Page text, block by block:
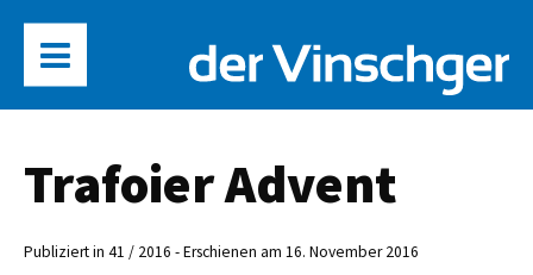
Trafoier Advent
Publiziert in 41 / 2016 - Erschienen am 16. November 2016